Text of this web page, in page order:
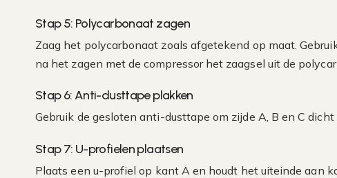
Stap 5: Polycarbonaat zagen
Zaag het polycarbonaat zoals afgetekend op maat.
na het zagen met de compressor het zaagsel uit de
Stap 6: Anti-dusttape plakken
Gebruik de gesloten anti-dusttape om zijde A, B en C dicht
Stap 7: U-profielen plaatsen
Plaats een u-profiel op kant A en houdt het uiteinde aan